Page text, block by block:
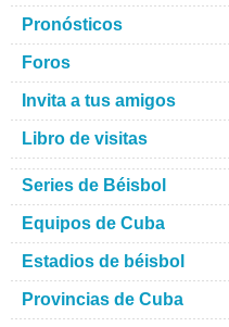
Pronósticos
Foros
Invita a tus amigos
Libro de visitas
Series de Béisbol
Equipos de Cuba
Estadios de béisbol
Provincias de Cuba